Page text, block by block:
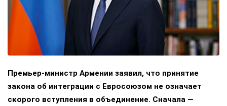
Премьер-министр Армении заявил, что принятие
закона об интеграции с Евросоюзом не означает
скорого вступления в объединение. Сначала —